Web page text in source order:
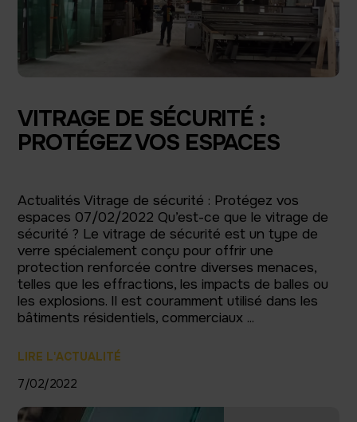
VITRAGE DE SÉCURITÉ :
PROTÉGEZ VOS ESPACES
Actualités Vitrage de sécurité : Protégez vos
espaces 07/02/2022 Qu’est-ce que le vitrage de
sécurité ? Le vitrage de sécurité est un type de
verre spécialement conçu pour offrir une
protection renforcée contre diverses menaces,
telles que les effractions, les impacts de balles ou
les explosions. Il est couramment utilisé dans les
bâtiments résidentiels, commerciaux ...
LIRE L'ACTUALITÉ
7/02/2022